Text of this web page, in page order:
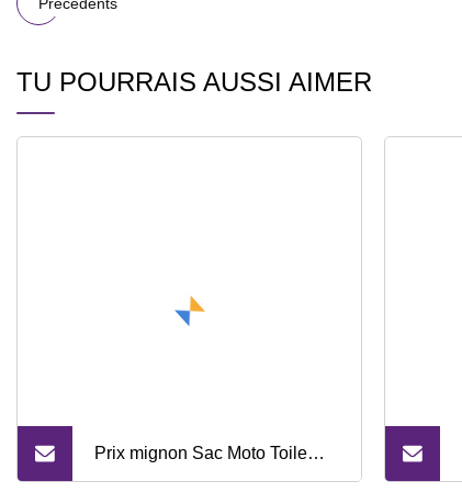
TU POURRAIS AUSSI AIMER
Prix ​​​​mignon Sac Moto Toile